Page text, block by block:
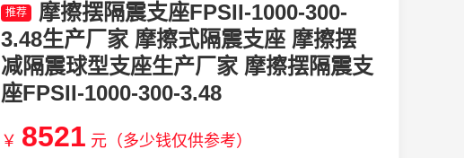
推荐
摩擦摆隔震支座FPSII-1000-300-
3.48生产厂家 摩擦式隔震支座 摩擦摆
减隔震球型支座生产厂家 摩擦摆隔震支
座FPSII-1000-300-3.48
￥ 8521 元（多少钱仅供参考）